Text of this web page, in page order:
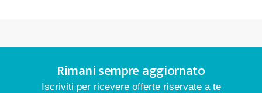
Rimani sempre aggiornato
Iscriviti per ricevere offerte riservate a te